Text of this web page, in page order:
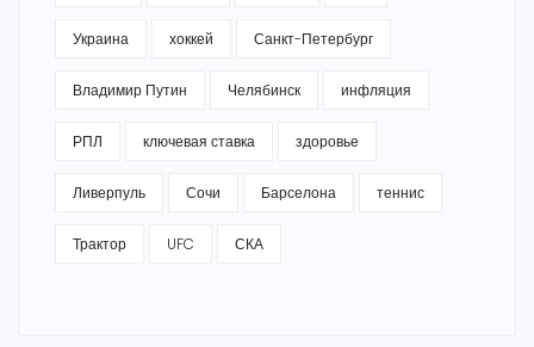
Украина хоккей Санкт-Петербург
Владимир Путин Челябинск инфляция
РПЛ ключевая ставка здоровье
Ливерпуль Сочи Барселона теннис
Трактор UFC СКА